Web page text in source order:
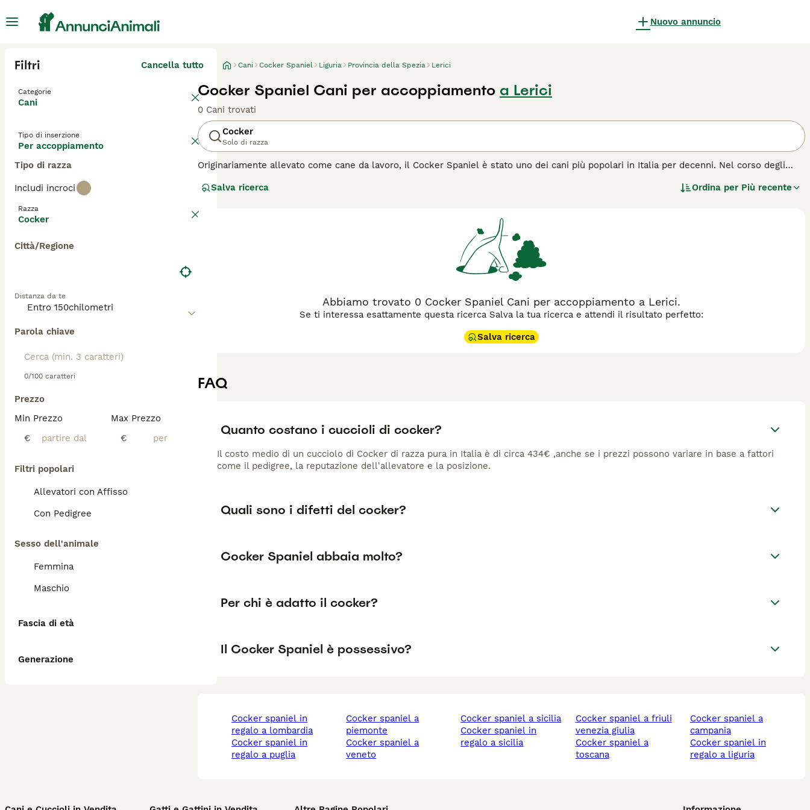
Nuovo annuncio
Filtri Cancella tutto
Categorie
Cani
Tipo di inserzione
Per accoppiamento
Tipo di razza
Includi incroci
Razza
Cocker
Città/Regione
Distanza da te
Parola chiave
0/100 caratteri
Prezzo
Min Prezzo
€
Max Prezzo
€
Filtri popolari
Allevatori con Affisso
Con Pedigree
Sesso dell'animale
Femmina
Maschio
Fascia di età
Generazione
Cani Cocker Spaniel Liguria Provincia della Spezia Lerici
Cocker Spaniel Cani per accoppiamento a Lerici
0 Cani trovati
Cocker
Solo di razza
Originariamente allevato come cane da lavoro, il Cocker Spaniel è stato uno dei cani più popolari in Italia per decenni. Nel corso degli
che si adattano bene alla maggior parte degli stili di vita. I cocker sono estremamente intelligenti, vantano una natura amichevole,
per informazioni su questa razza di cane.
Salva ricerca Ordina per Più recente
Abbiamo trovato 0 Cocker Spaniel Cani per accoppiamento a Lerici.
Se ti interessa esattamente questa ricerca Salva la tua ricerca e attendi il risultato perfetto:
Salva ricerca
FAQ
Quanto costano i cuccioli di cocker?
Il costo medio di un cucciolo di Cocker di razza pura in Italia è di circa 434€ ,anche se i prezzi possono variare in base a fattori
come il pedigree, la reputazione dell'allevatore e la posizione.
Quali sono i difetti del cocker?
Cocker Spaniel abbaia molto?
Per chi è adatto il cocker?
Il Cocker Spaniel è possessivo?
cocker spaniel in
regalo a lombardia
cocker spaniel in
regalo a puglia
cocker spaniel a
piemonte
cocker spaniel a
veneto
cocker spaniel a sicilia
cocker spaniel in
regalo a sicilia
cocker spaniel a friuli
venezia giulia
cocker spaniel a
toscana
cocker spaniel a
campania
cocker spaniel in
regalo a liguria